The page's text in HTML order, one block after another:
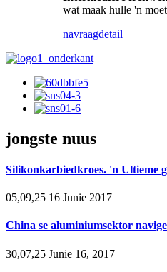
wat maak hulle 'n
navraagdetail
jongste nuus
Silikonkarbiedkroes. 'n Ultieme
05,09,25 16 Junie 2017
China se aluminiumsektor
30,07,25 Junie 16, 2017